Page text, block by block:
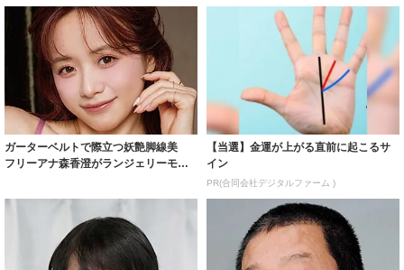
ガーターベルトで際立つ妖艶脚線美
フリーアナ森香澄がランジェリーモデ
【当選】金運が上がる直前に起こるサ
イン
PR(合同会社デジタルファーム )